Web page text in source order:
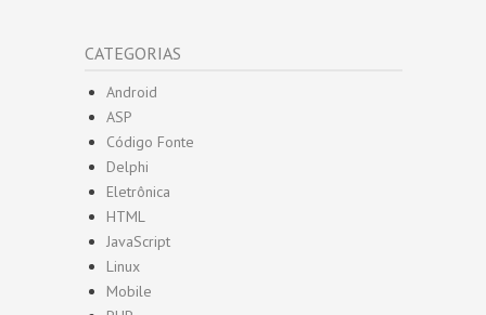
CATEGORIAS
Android
ASP
Código Fonte
Delphi
Eletrônica
HTML
JavaScript
Linux
Mobile